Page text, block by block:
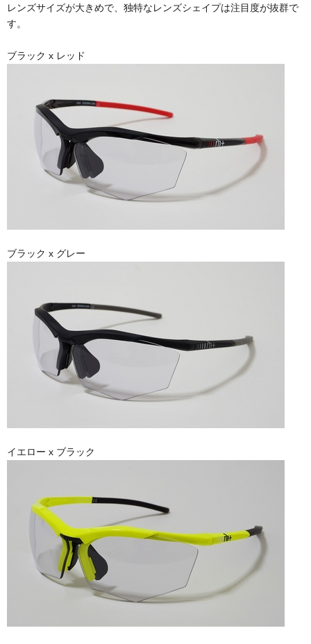
レンズサイズが大きめで、独特なレンズシェイプは注目度が抜群で
す。
ブラック x レッド
ブラック x グレー
イエロー x ブラック